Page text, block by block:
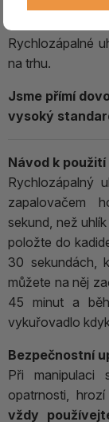
a efektivní
Rychlozápalné
na trhu.
Jsme přímí
vysoký
Návod k použití
Rychlozápalný
zapalovačem
sekund, než
položte do
30 sekundách,
můžete na něj
45 minut a
vykuřovadlo
Bezpečnostní
Při manipulaci
opatrnosti,
vždy